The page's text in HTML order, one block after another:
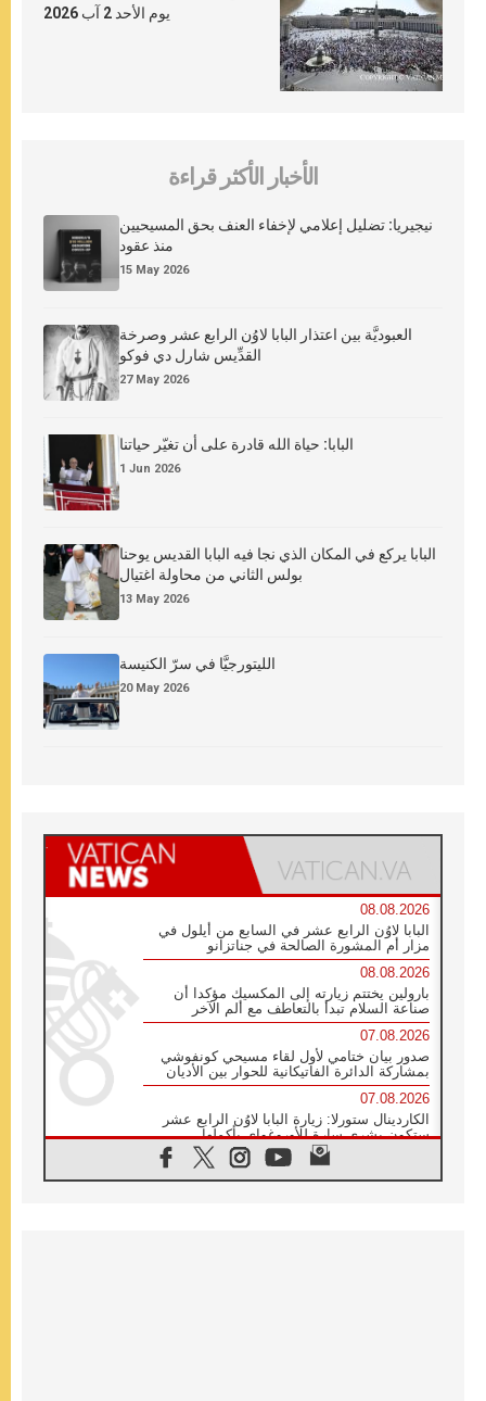
يوم الأحد 2 آب 2026
الأخبار الأكثر قراءة
نيجيريا: تضليل إعلامي لإخفاء العنف بحق المسيحيين
منذ عقود
15 May 2026
العبوديَّة بين اعتذار البابا لاوُن الرابع عشر وصرخة
القدِّيس شارل دي فوكو
27 May 2026
البابا: حياة الله قادرة على أن تغيّر حياتنا
1 Jun 2026
البابا يركع في المكان الذي نجا فيه البابا القديس يوحنا
بولس الثاني من محاولة اغتيال
13 May 2026
الليتورجيَّا في سرّ الكنيسة
20 May 2026
08.08.2026
البابا لاوُن الرابع عشر في السابع من أيلول في
مزار أم المشورة الصالحة في جناتزانو
08.08.2026
بارولين يختتم زيارته إلى المكسيك مؤكدا أن
صناعة السلام تبدأ بالتعاطف مع ألم الآخر
07.08.2026
صدور بيان ختامي لأول لقاء مسيحي كونفوشي
بمشاركة الدائرة الفاتيكانية للحوار بين الأديان
07.08.2026
الكاردينال ستورلا: زيارة البابا لاوُن الرابع عشر
ستكون بشرى سارة للأوروغواي بأكملها
الفاتيكان يعلن برنامج الزيارة الرسولية للبابا لاوُن